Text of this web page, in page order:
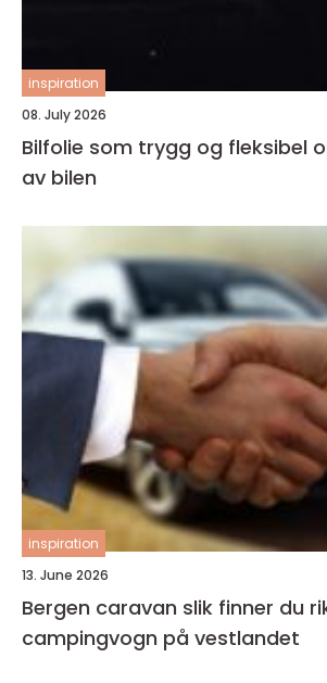
inspiration
08. July 2026
Bilfolie som trygg og fleksibel
av bilen
inspiration
13. June 2026
Bergen caravan slik finner du riktig bobil og
campingvogn på vestlandet